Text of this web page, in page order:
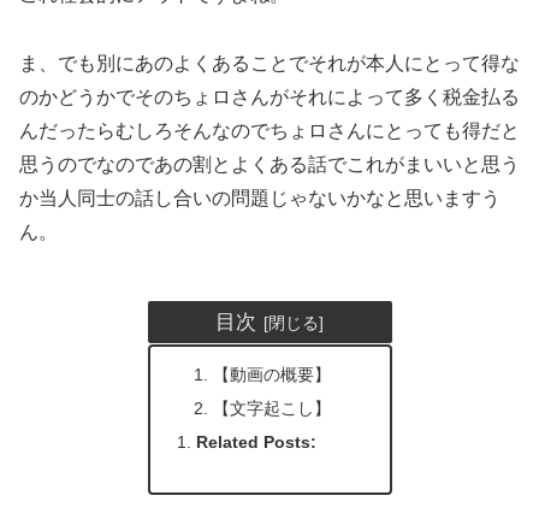
ま、でも別にあのよくあることでそれが本人にとって得な
のかどうかでそのちょロさんがそれによって多く税金払る
んだったらむしろそんなのでちょロさんにとっても得だと
思うのでなのであの割とよくある話でこれがまいいと思う
か当人同士の話し合いの問題じゃないかなと思いますう
ん。
目次
【動画の概要】
【文字起こし】
Related Posts: